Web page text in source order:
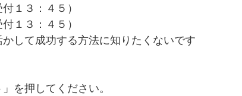
１３：４５）
１３：４５）
して成功する方法に知りたくないです
を押してください。